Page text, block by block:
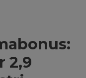
2,9